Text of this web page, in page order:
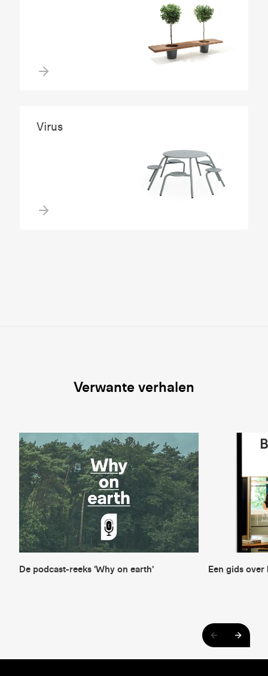
Virus
Verwante verhalen
De podcast-reeks 'Why on earth' Een gids